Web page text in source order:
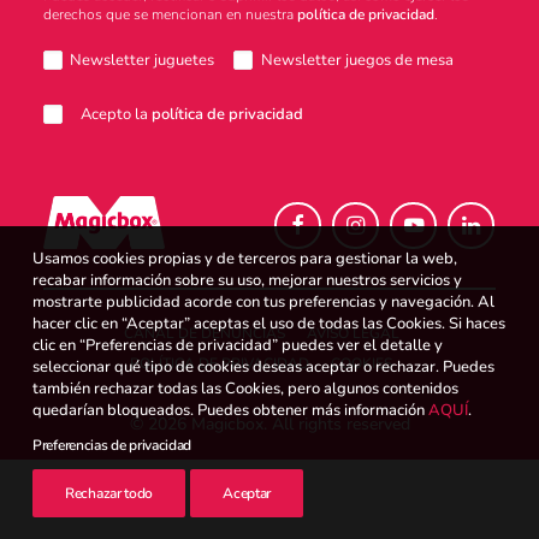
Atención al consumidor
Intranet
España
Search
derechos que se mencionan en nuestrapolítica de privacidad.
Newsletter juguetes Newsletter juegos de mesa
Acepto la política de privacidad
© 2026 Magicbox.
CANAL DE DENUNCIAS
AVISO LEGAL
POLÍTICA DE PRIVACIDAD
COOKIES
Usamos cookies propias y de terceros para gestionar la web,
recabar información sobre su uso, mejorar nuestros servicios y
mostrarte publicidad acorde con tus preferencias y navegación. Al
hacer clic en “Aceptar” aceptas el uso de todas las Cookies. Si haces
clic en “Preferencias de privacidad” puedes ver el detalle y
seleccionar qué tipo de cookies deseas aceptar o rechazar. Puedes
también rechazar todas las Cookies, pero algunos contenidos
quedarían bloqueados. Puedes obtener más informaciónAQUÍ.
Preferencias de privacidad
Rechazar todo Aceptar